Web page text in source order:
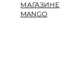
МАГАЗИНЕ
MANGO